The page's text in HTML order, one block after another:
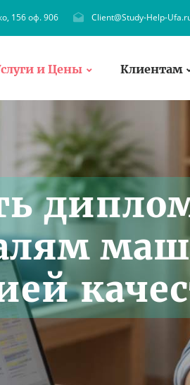
156 оф. 906 Client@Study-Help-
и Цены Клиентам